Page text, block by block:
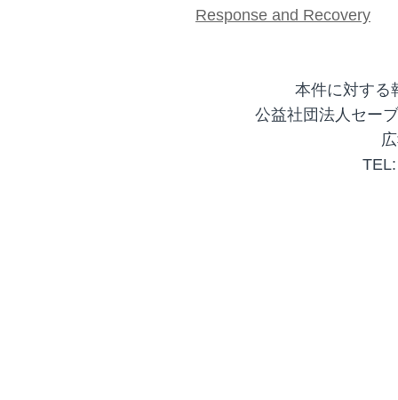
Response and Recovery
本件に対する
公益社団法人セー